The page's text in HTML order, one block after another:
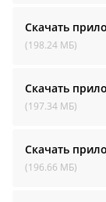
Скачать
(198.24 МБ)
Скачать
(197.34 МБ)
Скачать
(196.66 МБ)